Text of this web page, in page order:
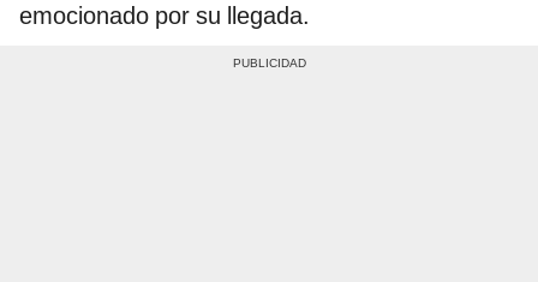
emocionado por su llegada.